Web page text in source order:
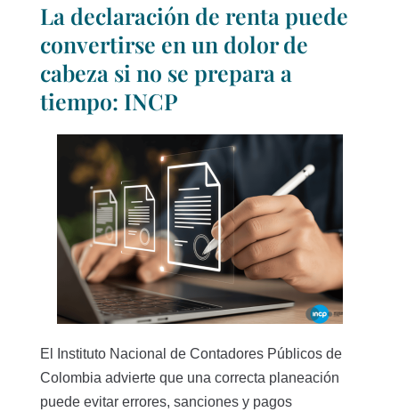
La declaración de renta puede
convertirse en un dolor de
cabeza si no se prepara a
tiempo: INCP
El Instituto Nacional de Contadores Públicos de
Colombia advierte que una correcta planeación
puede evitar errores, sanciones y pagos